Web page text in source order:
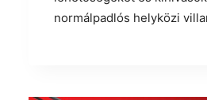
normálpadlós helyközi